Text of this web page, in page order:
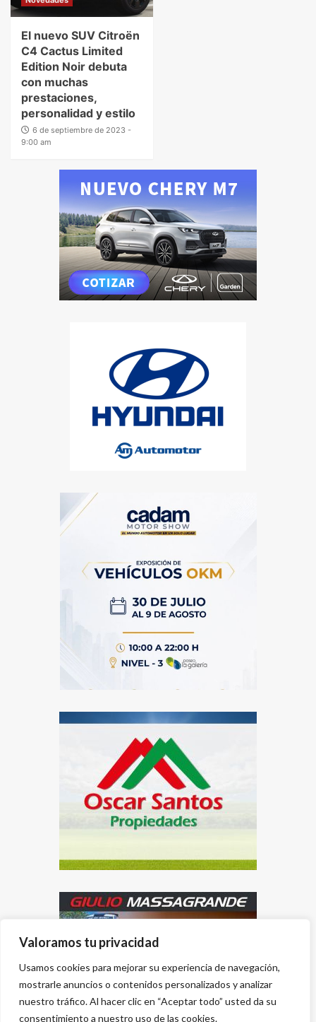
Valoramos tu privacidad
Usamos cookies para mejorar su experiencia de navegación,
mostrarle anuncios o contenidos personalizados y analizar
nuestro tráfico. Al hacer clic en “Aceptar todo” usted da su
consentimiento a nuestro uso de las cookies.
El nuevo SUV Citroën
C4 Cactus Limited
Edition Noir debuta
con muchas
prestaciones,
personalidad y estilo
6 de septiembre de 2023 -
9:00 am